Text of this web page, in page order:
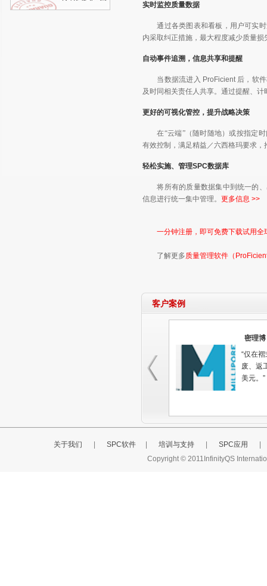
实时监控质量数据
通过各类图表和看板，用户可实
内采取纠正措施，最大程度减少质量损
自动事件追溯，信息共享和提醒
当数据流进入 ProFicient 后，软
及时同相关责任人共享。通过提醒、
更好的可视化管控，提升战略决策
在“云端”（随时随地）或按指定
有效控制，满足精益／六西格玛要求
轻松实施、管理SPC数据库
将所有的质量数据集中到统一的
信息进行统一集中管理。更多信息 >>
一分钟注册，即可免费下载试用
了解更多质量管理软件（
客户案例
密理
“仅在
废、返
美元。”
关于我们 SPC软件 培训与支持 SPC应用
Copyright © 2011InfinityQS